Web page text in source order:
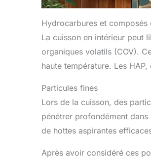
Hydrocarbures et composés
La cuisson en intérieur peut
organiques volatils (COV).
haute température. Les
Particules fines
Lors de la cuisson, des
pénétrer profondément
de hottes aspirantes
Après avoir considéré ces